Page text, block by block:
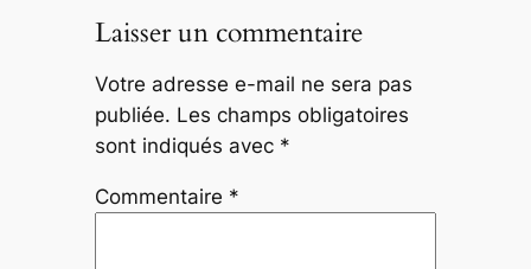
Laisser un commentaire
Votre adresse e-mail ne sera pas
publiée. Les champs obligatoires
sont indiqués avec *
Commentaire *